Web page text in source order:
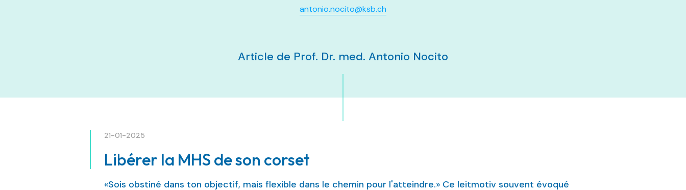
antonio.nocito@ksb.ch
Article de Prof. Dr. med. Antonio Nocito
21-01-2025
Libérer la MHS de son corset
«Sois obstiné dans ton objectif, mais flexible dans le chemin pour l'atteindre.» Ce leitmotiv souvent évoqué